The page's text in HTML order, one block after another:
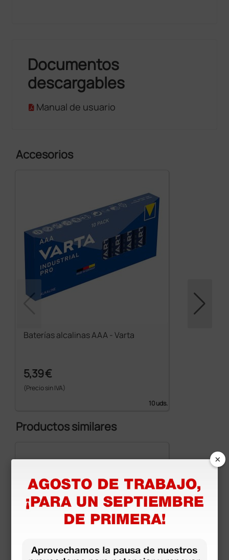
Documentos
descargables
Manual de usuario
Accesorios
Baterías alcalinas AAA - Varta
5,39 €
(Precio sin IVA)
10 uds.
Productos similares
×